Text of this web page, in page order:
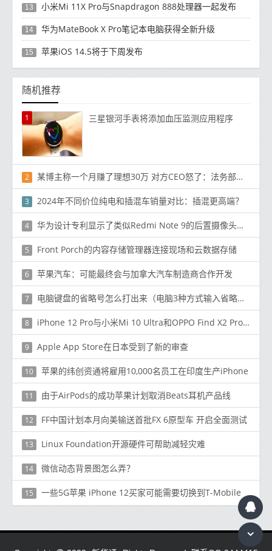
13 小米Mi 11X Pro与Snapdragon 888处理器一起发布
14 华为MateBook X Pro笔记本电脑获得全新升级
15 苹果iOS 14.5将于下周发布
随机推荐
1 三星银河手表将添加血压监测应用程序
2 某博主称一个月赚了理想30万 对方CEO怒了：法务部干活
3 2024年不同价位纯电和插混车销量对比：插混更高端？
4 华为设计专利显示了类似Redmi Note 9的后置摄像头布局
5 Front Porch的内容存储管理器连接现场和云数据存储
6 苹果汽车：可能最终会与加拿大汽车制造商合作开发
7 电脑键盘的省略号怎么打出来（电脑3种方式输入省略号）
8 iPhone 12 Pro与小米Mi 10 Ultra和OPPO Find X2 Pro:规格对比
9 Apple App Store在日本受到了新的审查
10 苹果的纬创资通将雇用10,000名员工在印度生产iPhone
11 由于AirPods的成功苹果计划取消Beats耳机产品线
12 FF中国计划本月向美输送首批FX 6原型车 开启全面测试
13 Linux Foundation开源硬件可帮助减轻灾难
14 微信动态背景图怎么弄？
15 一些5G苹果 iPhone 12买家可能需要切换到T-Mobile